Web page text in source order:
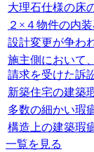
大理石仕様の床
２×４物件の内
設計変更が争わ
施主側において
請求を受けた訴
新築住宅の建築
多数の細かい瑕
構造上の建築瑕
一覧を見る